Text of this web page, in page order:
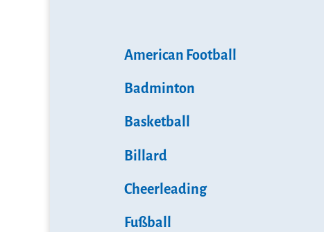
American Football
Badminton
Basketball
Billard
Cheerleading
Fußball